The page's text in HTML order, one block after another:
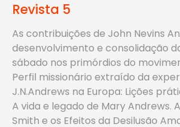
Revista 5
As contribuições de John Nevins
desenvolvimento e consolidação
sábado nos primórdios do
Perfil missionário extraído da
J.N.Andrews na Europa: Lições
A vida e legado de Mary Andrews.
Smith e os Efeitos da Desilusão